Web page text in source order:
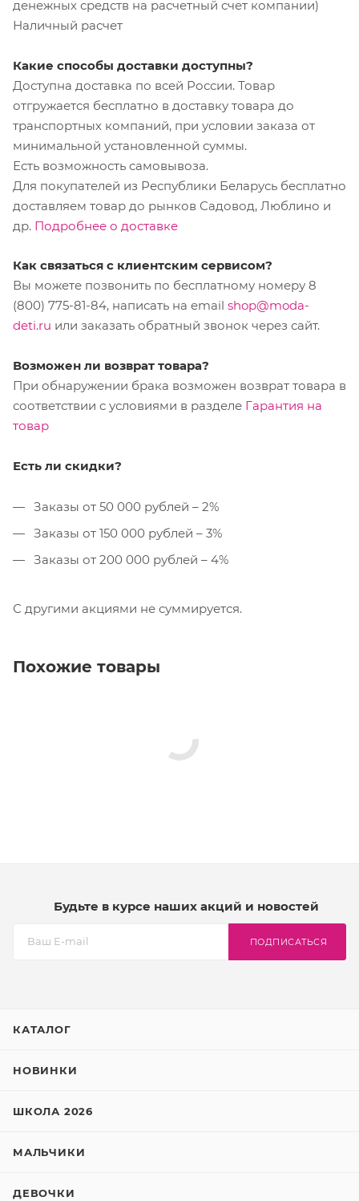
денежных средств на расчетный счет компании)
Наличный расчет
Какие способы доставки доступны?
Доступна доставка по всей России. Товар
отгружается бесплатно в доставку товара до
транспортных компаний, при условии заказа от
минимальной установленной суммы.
Есть возможность самовывоза.
Для покупателей из Республики Беларусь бесплатно
доставляем товар до рынков Садовод, Люблино и
др. Подробнее о доставке
Как связаться с клиентским сервисом?
Вы можете позвонить по бесплатному номеру 8
(800) 775-81-84, написать на email shop@moda-
deti.ru или заказать обратный звонок через сайт.
Возможен ли возврат товара?
При обнаружении брака возможен возврат товара в
соответствии с условиями в разделе Гарантия на
товар
Есть ли скидки?
Заказы от 50 000 рублей – 2%
Заказы от 150 000 рублей – 3%
Заказы от 200 000 рублей – 4%
С другими акциями не суммируется.
Похожие товары
Будьте в курсе наших акций и новостей
ПОДПИСАТЬСЯ
КАТАЛОГ
НОВИНКИ
ШКОЛА 2026
МАЛЬЧИКИ
ДЕВОЧКИ